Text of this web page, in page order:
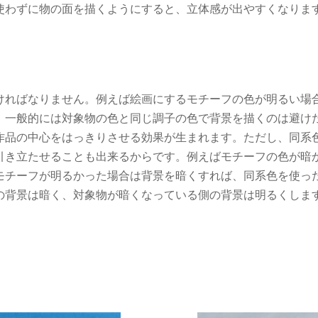
ずに物の面を描くようにすると、立体感が出やすくなりま
ばなりません。例えば絵画にするモチーフの色が明るい
般的には対象物の色と同じ調子の色で背景を描くのは避
の中心をはっきりさせる効果が生まれます。ただし、同
立たせることも出来るからです。例えばモチーフの色が
ーフが明るかった場合は背景を暗くすれば、同系色を使
景は暗く、対象物が暗くなっている側の背景は明るくし
け油絵描写 良い風